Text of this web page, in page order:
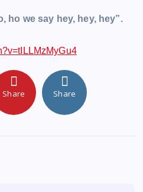
ho we say hey, hey, hey”.
Share Share